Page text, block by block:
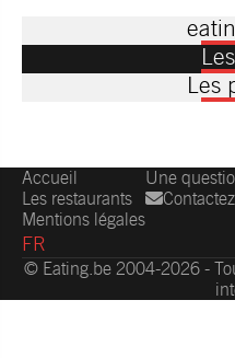
Les
Accueil
Les restaurants
Mentions légales
Une
FR
© Eating.be 2004-2026 -